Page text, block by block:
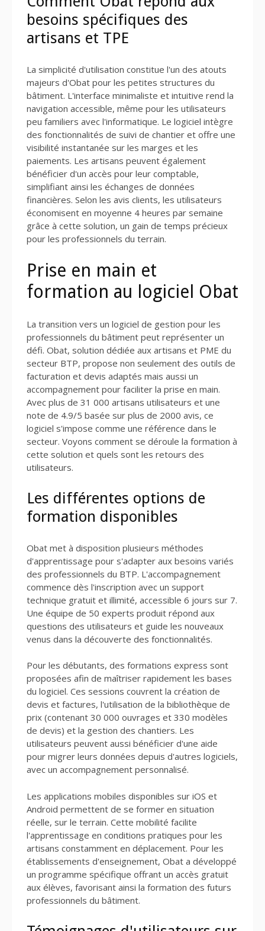
besoins spécifiques des
artisans et TPE
La simplicité d'utilisation constitue l'un des atouts
majeurs d'Obat pour les petites structures du
bâtiment. L'interface minimaliste et intuitive rend la
navigation accessible, même pour les utilisateurs
peu familiers avec l'informatique. Le logiciel intègre
des fonctionnalités de suivi de chantier et offre une
visibilité instantanée sur les marges et les
paiements. Les artisans peuvent également
bénéficier d'un accès pour leur comptable,
simplifiant ainsi les échanges de données
financières. Selon les avis clients, les utilisateurs
économisent en moyenne 4 heures par semaine
grâce à cette solution, un gain de temps précieux
pour les professionnels du terrain.
Prise en main et
formation au logiciel Obat
La transition vers un logiciel de gestion pour les
professionnels du bâtiment peut représenter un
défi. Obat, solution dédiée aux artisans et PME du
secteur BTP, propose non seulement des outils de
facturation et devis adaptés mais aussi un
accompagnement pour faciliter la prise en main.
Avec plus de 31 000 artisans utilisateurs et une
note de 4.9/5 basée sur plus de 2000 avis, ce
logiciel s'impose comme une référence dans le
secteur. Voyons comment se déroule la formation à
cette solution et quels sont les retours des
utilisateurs.
Les différentes options de
formation disponibles
Obat met à disposition plusieurs méthodes
d'apprentissage pour s'adapter aux besoins variés
des professionnels du BTP. L'accompagnement
commence dès l'inscription avec un support
technique gratuit et illimité, accessible 6 jours sur 7.
Une équipe de 50 experts produit répond aux
questions des utilisateurs et guide les nouveaux
venus dans la découverte des fonctionnalités.
Pour les débutants, des formations express sont
proposées afin de maîtriser rapidement les bases
du logiciel. Ces sessions couvrent la création de
devis et factures, l'utilisation de la bibliothèque de
prix (contenant 30 000 ouvrages et 330 modèles
de devis) et la gestion des chantiers. Les
utilisateurs peuvent aussi bénéficier d'une aide
pour migrer leurs données depuis d'autres logiciels,
avec un accompagnement personnalisé.
Les applications mobiles disponibles sur iOS et
Android permettent de se former en situation
réelle, sur le terrain. Cette mobilité facilite
l'apprentissage en conditions pratiques pour les
artisans constamment en déplacement. Pour les
établissements d'enseignement, Obat a développé
un programme spécifique offrant un accès gratuit
aux élèves, favorisant ainsi la formation des futurs
professionnels du bâtiment.